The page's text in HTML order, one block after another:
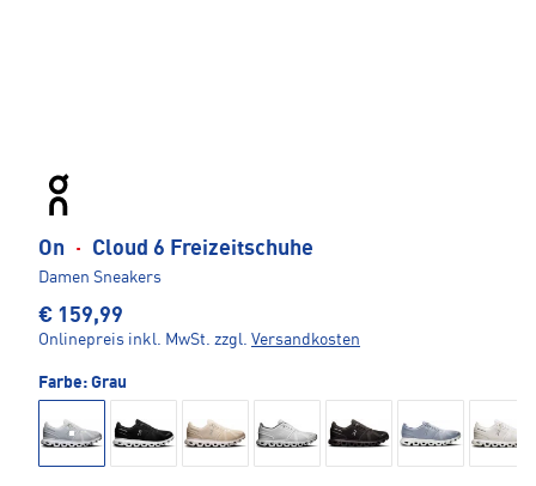
On · Cloud 6 Freizeitschuhe
Damen Sneakers
€ 159,99
Onlinepreis inkl. MwSt. zzgl. Versandkosten
Farbe: Grau